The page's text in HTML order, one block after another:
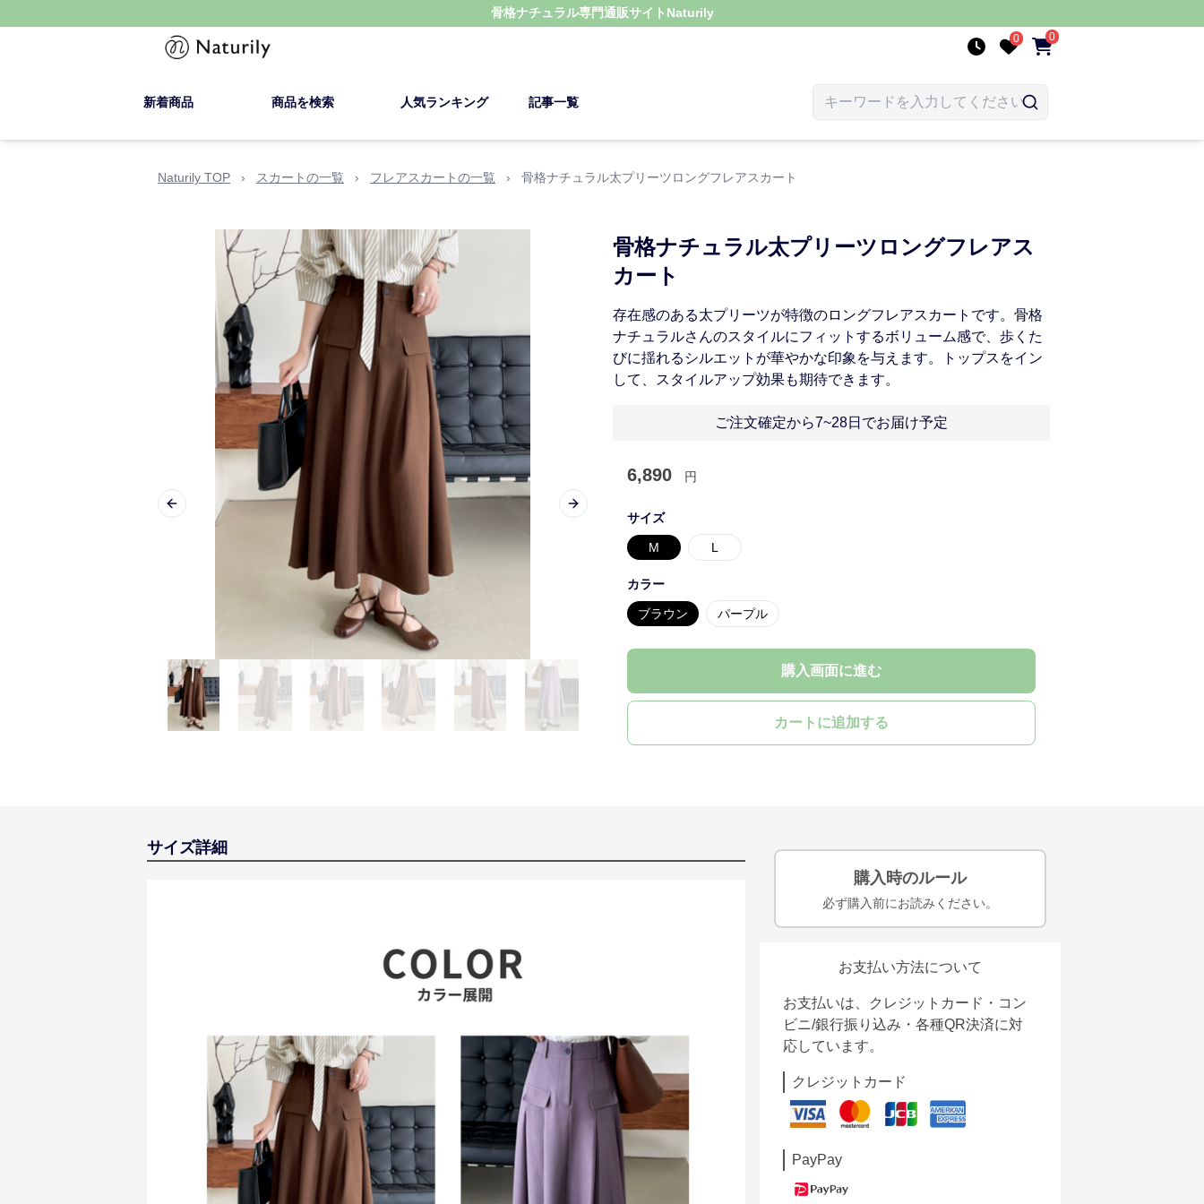
骨格ナチュラル専門通販サイト Naturily
0 0
新着商品 商品を検索 人気ランキング 記事一覧
Naturily TOP › スカートの一覧 › フレアスカートの一覧 › 骨格ナチュラル太プリーツロングフレアスカート
Previous slide Next slide
骨格ナチュラル太プリーツロングフレアス
カート
存在感のある太プリーツが特徴のロングフレアスカートです。骨格
ナチュラルさんのスタイルにフィットするボリューム感で、歩くた
びに揺れるシルエットが華やかな印象を与えます。トップスをイン
して、スタイルアップ効果も期待できます。
ご注文確定から7~28日でお届け予定
6,890 円
サイズ
M L
カラー
ブラウン パープル
購入画面に進む
カートに追加する
サイズ詳細
購入時のルール
必ず購入前にお読みください。
お支払い方法について
お支払いは、クレジットカード・コン
ビニ/銀行振り込み・各種QR決済に対
応しています。
クレジットカード
PayPay